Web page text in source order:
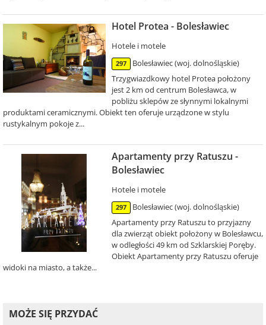
Hotel Protea - Bolesławiec
Hotele i motele
297
Bolesławiec (woj. dolnośląskie)
Trzygwiazdkowy hotel Protea położony
jest 2 km od centrum Bolesławca, w
pobliżu sklepów ze słynnymi lokalnymi
produktami ceramicznymi. Obiekt ten oferuje urządzone w stylu
rustykalnym pokoje z...
Apartamenty przy Ratuszu -
Bolesławiec
Hotele i motele
297
Bolesławiec (woj. dolnośląskie)
Apartamenty przy Ratuszu to przyjazny
dla zwierząt obiekt położony w Bolesławcu,
w odległości 49 km od Szklarskiej Poręby.
Obiekt Apartamenty przy Ratuszu oferuje
widoki na miasto, a także...
MOŻE SIĘ PRZYDAĆ